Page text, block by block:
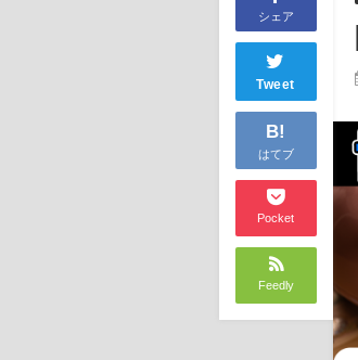
シェア
Tweet
B!
はてブ
Pocket
Feedly